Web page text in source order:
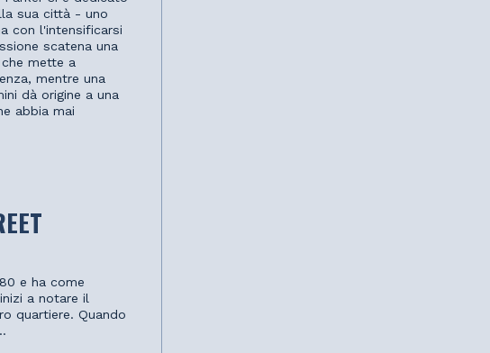
sua città - uno
con l'intensificarsi
scatena una
mette a
mentre una
dà origine a una
abbia mai
e ha come
a notare il
quartiere. Quando